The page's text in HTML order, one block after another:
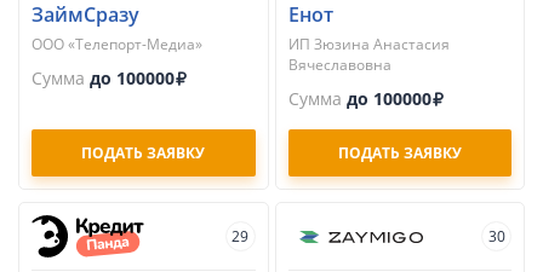
ЗаймСразу
ООО «Телепорт-Медиа»
Сумма до 100000
ПОДАТЬ ЗАЯВКУ
Енот
ИП Зюзина Анастасия
Вячеславовна
Сумма до 100000
ПОДАТЬ ЗАЯВКУ
29 30